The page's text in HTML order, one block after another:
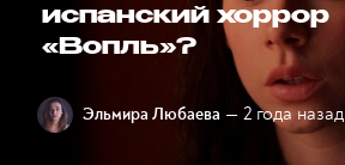
испанский хоррор
«Вопль»?
Эльмира Любаева — 2 года назад